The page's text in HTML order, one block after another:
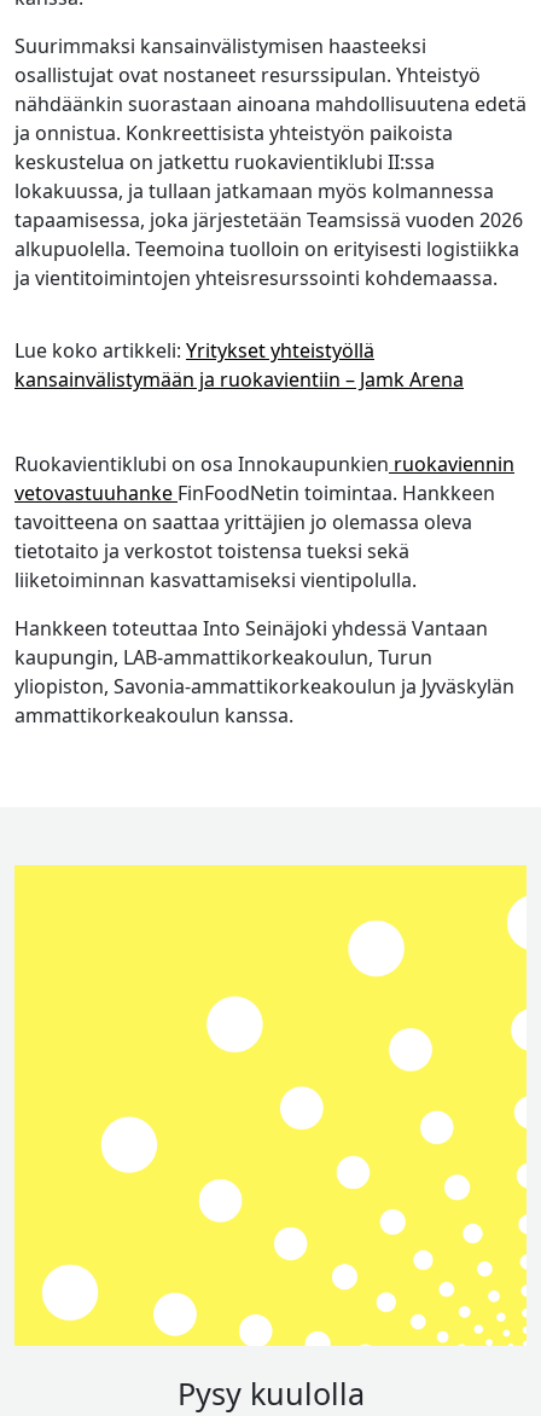
Suurimmaksi kansainvälistymisen haasteeksi
osallistujat ovat nostaneet resurssipulan. Yhteistyö
nähdäänkin suorastaan ainoana mahdollisuutena edetä
ja onnistua. Konkreettisista yhteistyön paikoista
keskustelua on jatkettu ruokavientiklubi II:ssa
lokakuussa, ja tullaan jatkamaan myös kolmannessa
tapaamisessa, joka järjestetään Teamsissä vuoden 2026
alkupuolella. Teemoina tuolloin on erityisesti logistiikka
ja vientitoimintojen yhteisresurssointi kohdemaassa.
Lue koko artikkeli: Yritykset yhteistyöllä
kansainvälistymään ja ruokavientiin – Jamk Arena
Ruokavientiklubi on osa Innokaupunkien ruokaviennin
vetovastuuhanke FinFoodNetin toimintaa. Hankkeen
tavoitteena on saattaa yrittäjien jo olemassa oleva
tietotaito ja verkostot toistensa tueksi sekä
liiketoiminnan kasvattamiseksi vientipolulla.
Hankkeen toteuttaa Into Seinäjoki yhdessä Vantaan
kaupungin, LAB-ammattikorkeakoulun, Turun
yliopiston, Savonia-ammattikorkeakoulun ja Jyväskylän
ammattikorkeakoulun kanssa.
Pysy kuulolla